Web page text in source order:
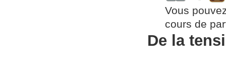
Vous
cours de
De la